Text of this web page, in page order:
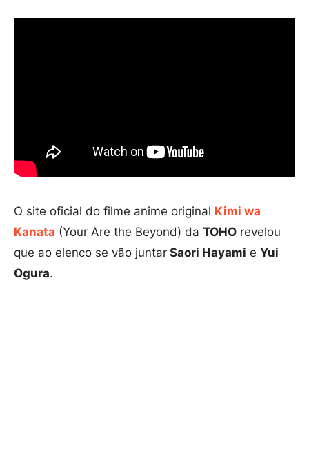
O site oficial do filme anime original Kimi wa
Kanata (Your Are the Beyond) da TOHO revelou
que ao elenco se vão juntar Saori Hayami e Yui
Ogura.